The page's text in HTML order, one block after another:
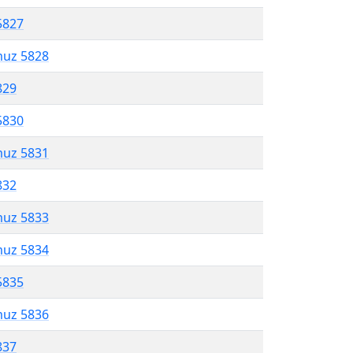
5828
5831
5833
5834
5836